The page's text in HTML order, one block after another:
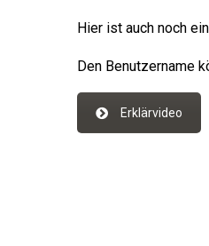
Hier ist auch noch
Den Benutzername
Erklärvideo